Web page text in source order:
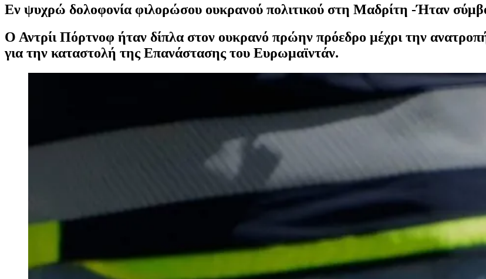
Εν ψυχρώ δολοφονία φιλορώσου ουκρανού πολιτικού στη Μαδρίτη -Ήταν
Ο Αντρίι Πόρτνοφ ήταν δίπλα στον ουκρανό πρώην πρόεδρο μέχρι την
για την καταστολή της Επανάστασης του Ευρωμαϊντάν.